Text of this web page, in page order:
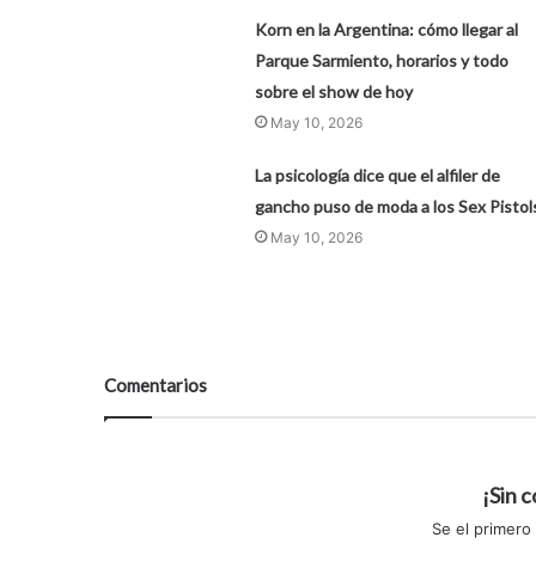
Korn en la Argentina: cómo llegar al
Parque Sarmiento, horarios y todo
sobre el show de hoy
May 10, 2026
La psicología dice que el alfiler de
gancho puso de moda a los Sex
May 10, 2026
Comentarios
¡Sin
Se el